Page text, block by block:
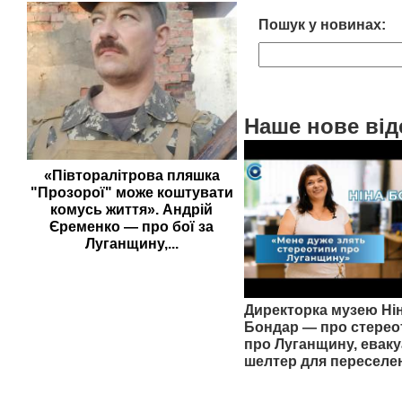
«Півторалітрова пляшка
"Прозорої" може коштувати
комусь життя». Андрій
Єременко — про бої за
Луганщину,...
Пошук у новинах:
Наше нове
Директорка музею
Бондар — про
про Луганщину,
шелтер для